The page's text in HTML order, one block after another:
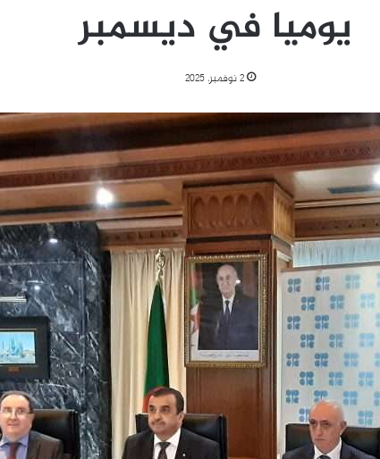
يوميا في ديسمبر
2 نوفمبر، 2025